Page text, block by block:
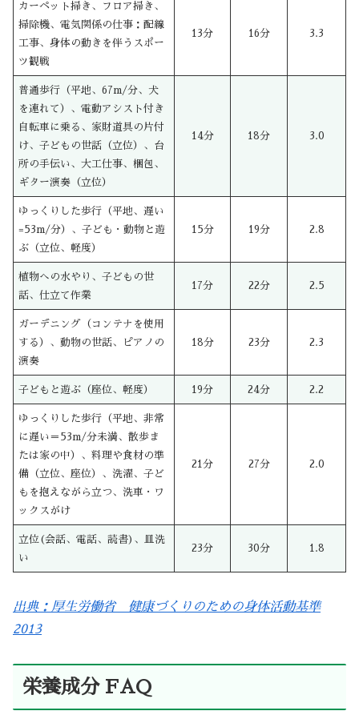
カーペット掃き、フロア掃き、
掃除機、電気関係の仕事：配線
工事、身体の動きを伴うスポー
ツ観戦
13分 16分 3.3
普通歩行（平地、67m/分、犬
を連れて）、電動アシスト付き
自転車に乗る、家財道具の片付
け、子どもの世話（立位）、台
所の手伝い、大工仕事、梱包、
ギター演奏（立位）
14分 18分 3.0
ゆっくりした歩行（平地、遅い
=53m/分）、子ども・動物と遊
ぶ（立位、軽度）
15分 19分 2.8
植物への水やり、子どもの世
話、仕立て作業
17分 22分 2.5
ガーデニング（コンテナを使用
する）、動物の世話、ピアノの
演奏
18分 23分 2.3
子どもと遊ぶ（座位、軽度） 19分 24分 2.2
ゆっくりした歩行（平地、非常
に遅い＝53m/分未満、散歩ま
たは家の中）、料理や食材の準
備（立位、座位）、洗濯、子ど
もを抱えながら立つ、洗車・ワ
ックスがけ
21分 27分 2.0
立位(会話、電話、読書)、皿洗
い
23分 30分 1.8
出典：厚生労働省 健康づくりのための身体活動基準
2013
栄養成分 FAQ